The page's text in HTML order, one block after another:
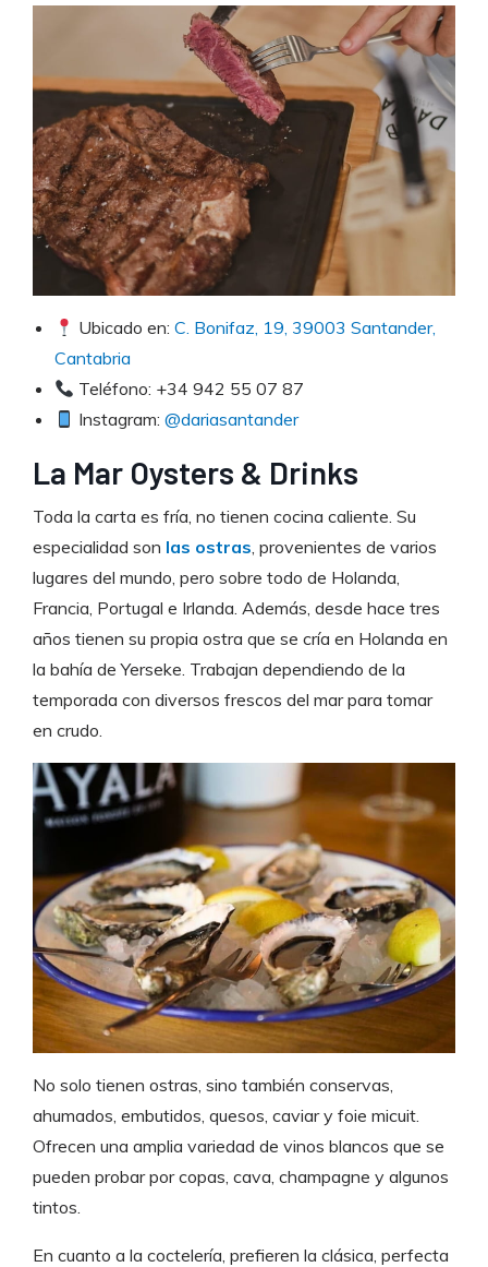
Ubicado en:C. Bonifaz, 19, 39003 Santander,
Cantabria
Teléfono: +34 942 55 07 87
Instagram:@dariasantander
La Mar Oysters & Drinks
Toda la carta es fría, no tienen cocina caliente. Su
especialidad son las ostras, provenientes de varios
lugares del mundo, pero sobre todo de Holanda,
Francia, Portugal e Irlanda. Además, desde hace tres
años tienen su propia ostra que se cría en Holanda en
la bahía de Yerseke. Trabajan dependiendo de la
temporada con diversos frescos del mar para tomar
en crudo.
No solo tienen ostras, sino también conservas,
ahumados, embutidos, quesos, caviar y foie micuit.
Ofrecen una amplia variedad de vinos blancos que se
pueden probar por copas, cava, champagne y algunos
tintos.
En cuanto a la coctelería, prefieren la clásica, perfecta